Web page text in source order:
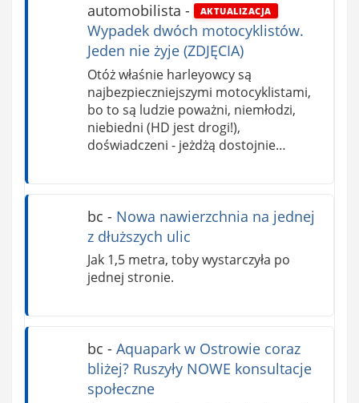
automobilista - AKTUALIZACJA
Wypadek dwóch motocyklistów.
Jeden nie żyje (ZDJĘCIA)
Otóż właśnie harleyowcy są
najbezpieczniejszymi motocyklistami,
bo to są ludzie poważni, niemłodzi,
niebiedni (HD jest drogi!),
doświadczeni - jeżdżą dostojnie…
bc - Nowa nawierzchnia na jednej
z dłuższych ulic
Jak 1,5 metra, toby wystarczyła po
jednej stronie.
bc - Aquapark w Ostrowie coraz
bliżej? Ruszyły NOWE konsultacje
społeczne